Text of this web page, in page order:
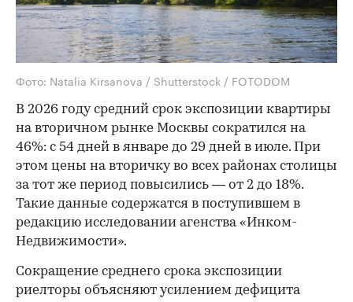
Фото: Natalia Kirsanova / Shutterstock / FOTODOM
В 2026 году средний срок экспозиции квартиры
на вторичном рынке Москвы сократился на
46%: с 54 дней в январе до 29 дней в июле. При
этом цены на вторичку во всех районах столицы
за тот же период повысились — от 2 до 18%.
Такие данные содержатся в поступившем в
редакцию исследовании агенства «Инком-
Недвижимости».
Сокращение среднего срока экспозиции
риелторы объясняют усилением дефицита